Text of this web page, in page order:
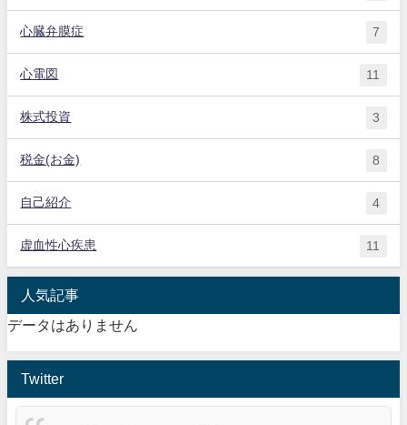
心臓弁膜症 7
心電図 11
株式投資 3
税金(お金) 8
自己紹介 4
虚血性心疾患 11
人気記事
データはありません
Twitter